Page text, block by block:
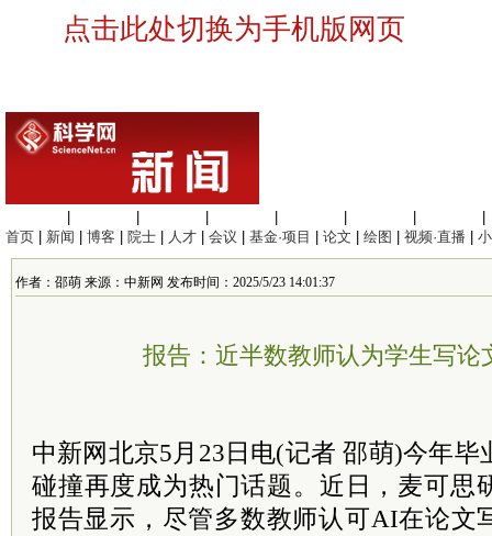
点击此处切换为手机版网页
首页
新闻 博客 院士 人才 会议 基金·项目 论文 绘图 视频·直播
作者：邵萌 来源：中新网 发布时间：2025/5/23 14:01:37
报告：近半数教师认为学生写论
中新网北京5月23日电(记者 邵萌)今年
碰撞再度成为热门话题。近日，麦可思
报告显示，尽管多数教师认可AI在论文